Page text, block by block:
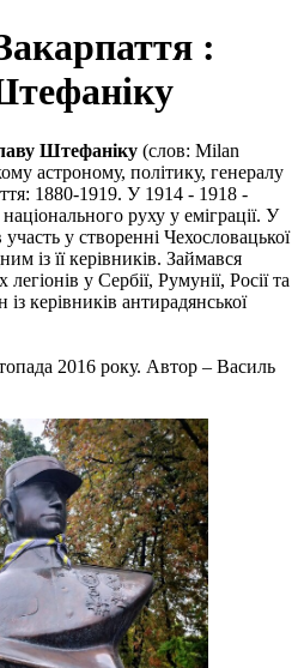
:
Штефаніку (слов: Milan
астроному, політику, генералу
1880-1919. У 1914 - 1918 -
руху у еміграції. У
у створенні Чехословацької
із її керівників. Займався
у Сербії, Румунії, Росії та
керівників антирадянської
2016 року. Автор – Василь